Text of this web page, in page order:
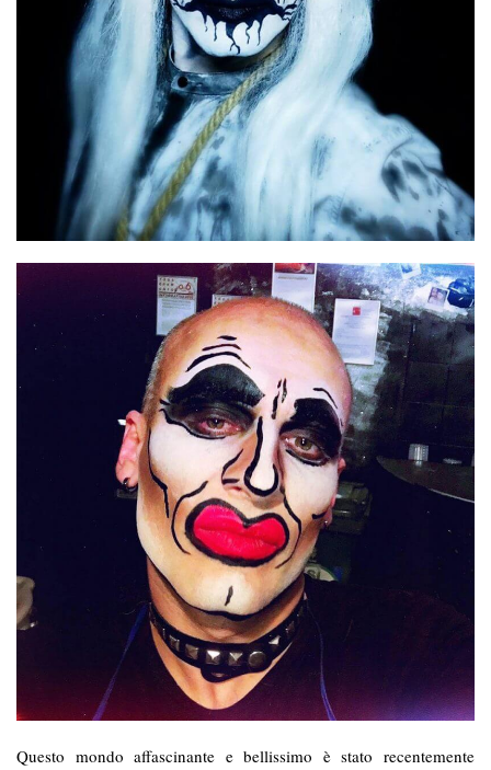
Questo mondo affascinante e bellissimo è stato recentemente